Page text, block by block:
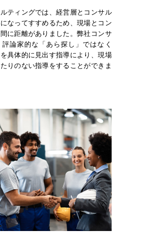
ティングでは、経営層とコンサル
なってすすめるため、現場とコン
に距離がありました。弊社コンサ
評論家的な「あら探し」ではなく
を具体的に見出す指導により、現場
りのない指導をすることができま